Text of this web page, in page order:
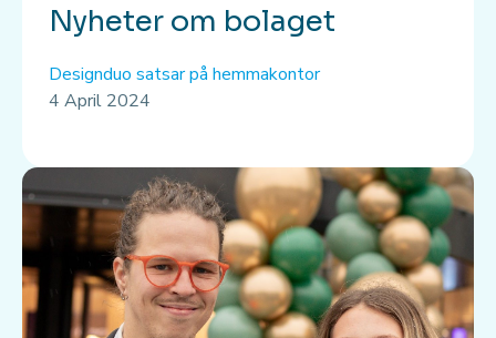
Nyheter om bolaget
Designduo satsar på hemmakontor
4 April 2024